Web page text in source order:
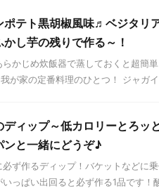
ポテト黒胡椒風味♬ベジタリ
し芋の残りで作る～！
らかじめ炊飯器で蒸しておくと超簡
の定番料理のひとつ！ ジャガイ
ディップ～低カロリーとろッ
ンと一緒にどうぞ♪
ず作るディップ！バケットなどに
っぱい出回ると必ず作る1品です